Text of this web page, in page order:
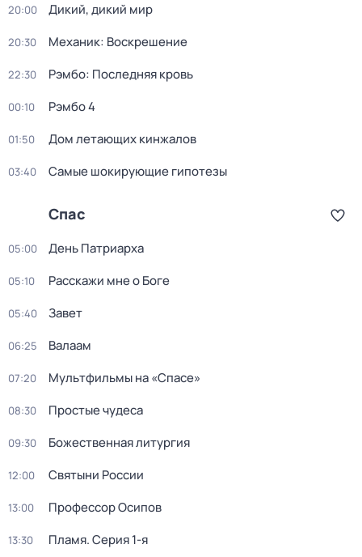
20:00 Дикий, дикий мир
20:30 Механик: Воскрешение
22:30 Рэмбо: Последняя кровь
00:10 Рэмбо 4
01:50 Дом летающих кинжалов
03:40 Самые шoкиpующие гипотезы
Спас
05:00 День Патриарха
05:10 Расскажи мне о Боге
05:40 Завет
06:25 Валаам
07:20 Мультфильмы на «Спасе»
08:30 Простые чудеса
09:30 Божественная литургия
12:00 Святыни России
13:00 Профессор Осипов
13:30 Пламя. Серия 1-я